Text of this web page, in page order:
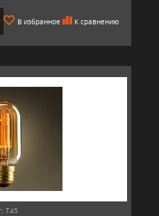
В избранное К сравнению
T45